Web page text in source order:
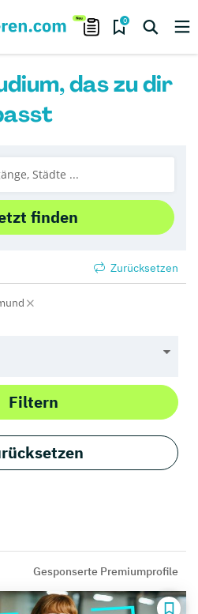
0
das zu dir
finden
Zurücksetzen
Filtern
Gesponserte Premiumprofile